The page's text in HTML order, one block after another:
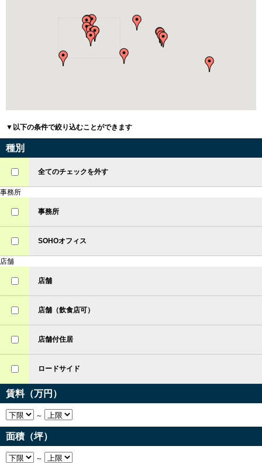
▼以下の条件で絞り込むことができます
種別
全てのチェックを外す
事務所
事務所
SOHOオフィス
店舗
店舗
店舗（飲食店可）
店舗付住居
ロードサイド
賃料（万円）
～
面積（坪）
～